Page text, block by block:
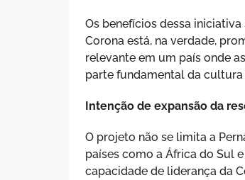
Os benefícios dessa
Corona está, na verdade,
relevante em um país onde
parte fundamental da
Intenção de expansão da
O projeto não se limita a
países como a África do Sul
capacidade de liderança da